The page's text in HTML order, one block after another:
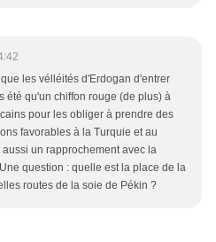
les vélléités d'Erdogan d'entrer
été qu'un chiffon rouge (de plus) à
pour les obliger à prendre des
favorables à la Turquie et au
un rapprochement avec la
question : quelle est la place de la
routes de la soie de Pékin ?